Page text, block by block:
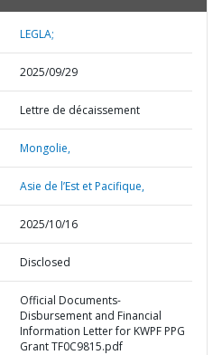
LEGLA;
2025/09/29
Lettre de décaissement
Mongolie,
Asie de l’Est et Pacifique,
2025/10/16
Disclosed
Official Documents-
Disbursement and Financial
Information Letter for KWPF PPG
Grant TF0C9815.pdf